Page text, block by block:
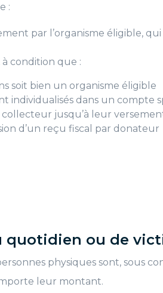
:
par l’organisme éligible,
condition que :
soit bien un organisme éligible
individualisés dans un compte
jusqu’à leur
d’un reçu fiscal par donateur
quotidien ou de
physiques sont, sous
leur montant.